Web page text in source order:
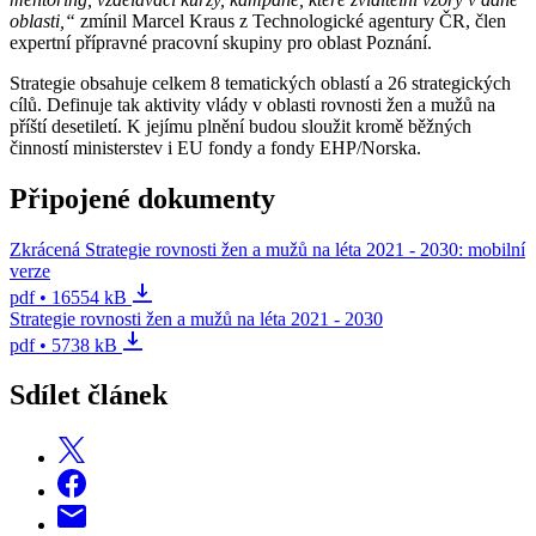
oblasti,“ zmínil Marcel Kraus z Technologické agentury ČR, člen
expertní přípravné pracovní skupiny pro oblast Poznání.
Strategie obsahuje celkem 8 tematických oblastí a 26 strategických
cílů. Definuje tak aktivity vlády v oblasti rovnosti žen a mužů na
příští desetiletí. K jejímu plnění budou sloužit kromě běžných
činností ministerstev i EU fondy a fondy EHP/Norska.
Připojené dokumenty
Zkrácená Strategie rovnosti žen a mužů na léta 2021 - 2030: mobilní
verze
pdf • 16554 kB
Strategie rovnosti žen a mužů na léta 2021 - 2030
pdf • 5738 kB
Sdílet článek